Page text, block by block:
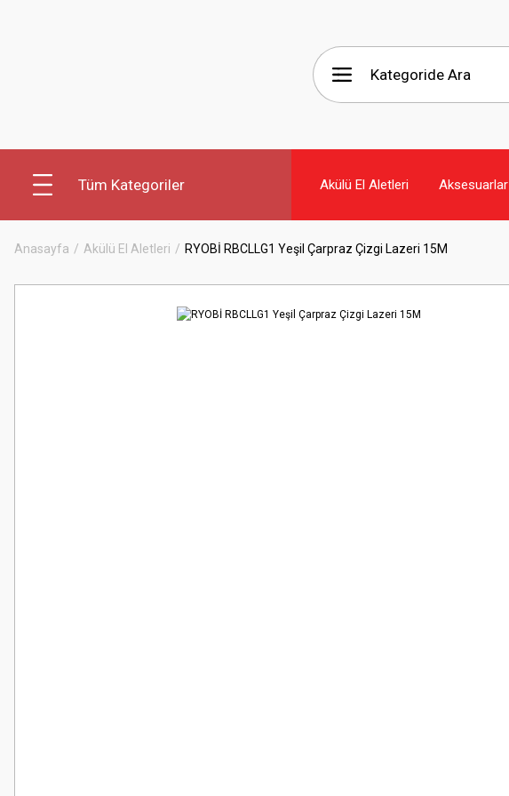
Tüm Kategoriler Akülü El Aletleri Aksesuarlar
Anasayfa Akülü El Aletleri RYOBİ RBCLLG1 Yeşil Çarpraz Çizgi Lazeri 15M